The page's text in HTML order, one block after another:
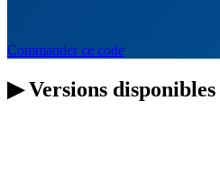
Commander ce code
▶Versions disponibles